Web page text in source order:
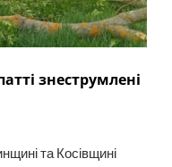
знеструмлені
та Косівщині